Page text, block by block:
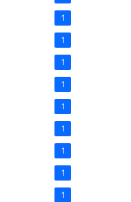
1
1
1
1
1
1
1
1
1